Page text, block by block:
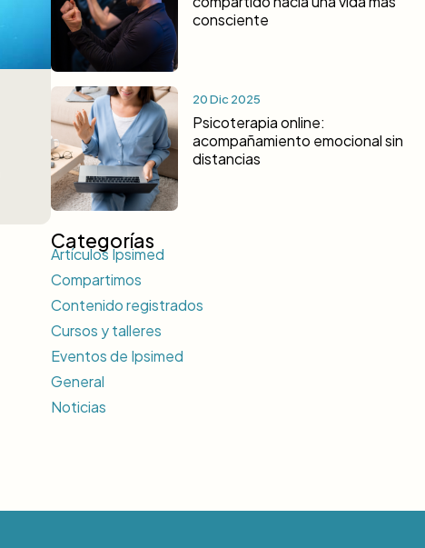
consciente
20 Dic 2025
Psicoterapia online:
acompañamiento emocional sin
distancias
Categorías
Artículos Ipsimed
Compartimos
Contenido registrados
Cursos y talleres
Eventos de Ipsimed
General
Noticias